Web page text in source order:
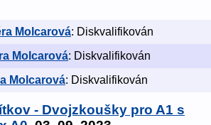
Molcarová: Diskvalifikován
Molcarová: Diskvalifikován
Molcarová: Diskvalifikován
- Dvojzkoušky pro A1 s